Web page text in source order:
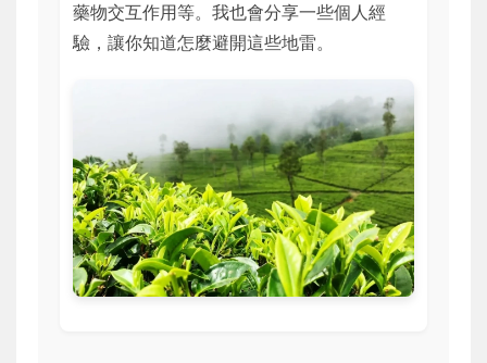
藥物交互作用等。我也會分享一些個人經
驗，讓你知道怎麼避開這些地雷。